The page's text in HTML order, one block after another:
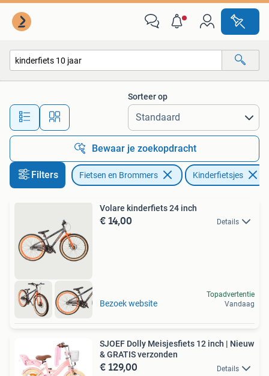
Alle afstanden…
Sorteer op
Bewaar je zoekopdracht
Filters Fietsen en Brommers Kinderfietsjes
Volare kinderfiets 24 inch
€ 14,00 Details
Bezoek website
Topadvertentie
Vandaag
SJOEF Dolly Meisjesfiets 12 inch | Nieuw
& GRATIS verzonden
€ 129,00 Details